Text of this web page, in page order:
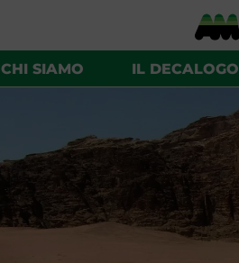
CHI SIAMO IL DECALOGO